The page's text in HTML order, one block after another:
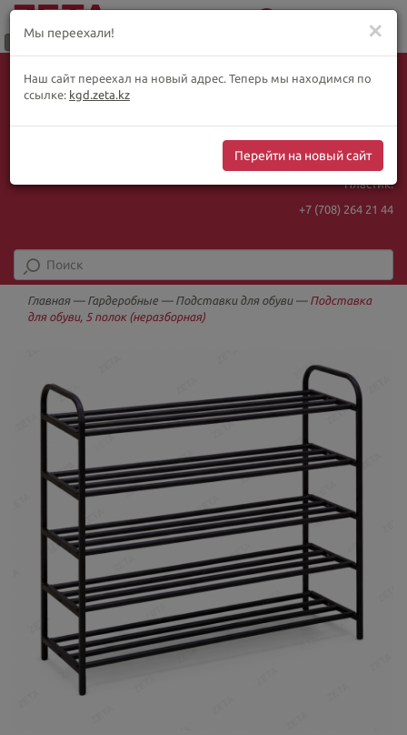
Меню
ҚАЗ
РУС
ENG
+ видеотрансляции:
Интернет-магазин:
+7 (708) 925 56
Пластик:
+7 (708) 264 21 44
Главная — Гардеробные — Подставки для обуви— Подставка
для обуви, 5 полок (неразборная)
✕
Мы переехали!
Наш сайт переехал на новый адрес. Теперь мы находимся по
ссылке: kgd.zeta.kz
Перейти на новый сайт